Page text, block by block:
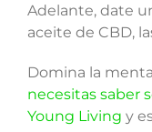
Adelante, date
aceite de CBD,
Domina la
necesitas saber
Young Living y